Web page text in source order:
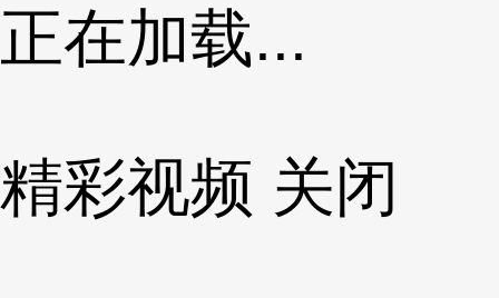
正在加载...
精彩视频 关闭